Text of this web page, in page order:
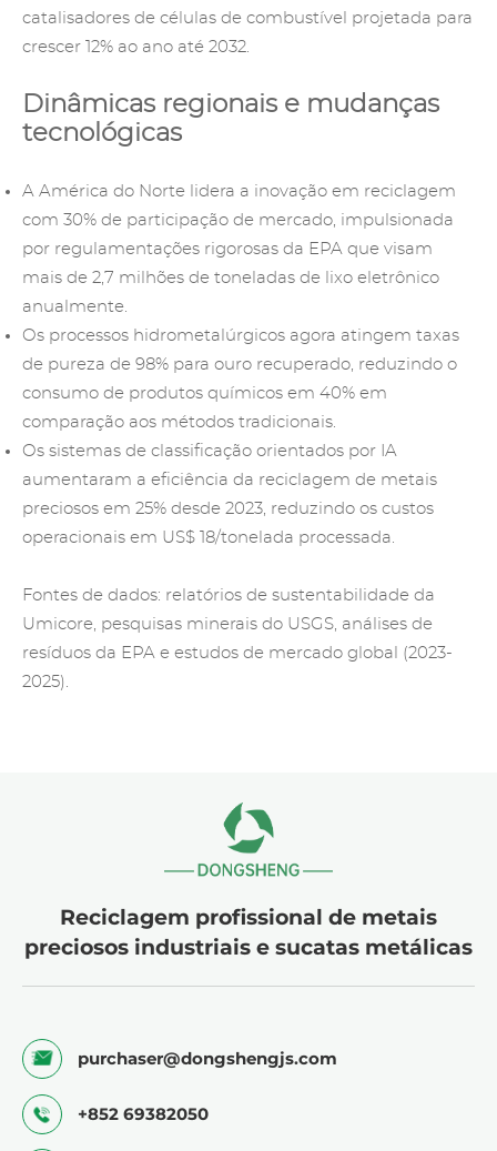
catalisadores de células de combustível projetada para
crescer 12% ao ano até 2032.
Dinâmicas regionais e mudanças
tecnológicas
A América do Norte lidera a inovação em reciclagem
com 30% de participação de mercado, impulsionada
por regulamentações rigorosas da EPA que visam
mais de 2,7 milhões de toneladas de lixo eletrônico
anualmente.
Os processos hidrometalúrgicos agora atingem taxas
de pureza de 98% para ouro recuperado, reduzindo o
consumo de produtos químicos em 40% em
comparação aos métodos tradicionais.
Os sistemas de classificação orientados por IA
aumentaram a eficiência da reciclagem de metais
preciosos em 25% desde 2023, reduzindo os custos
operacionais em US$ 18/tonelada processada.
Fontes de dados: relatórios de sustentabilidade da
Umicore, pesquisas minerais do USGS, análises de
resíduos da EPA e estudos de mercado global (2023-
2025).
Reciclagem profissional de metais
preciosos industriais e sucatas metálicas
purchaser@dongshengjs.com
+852 69382050